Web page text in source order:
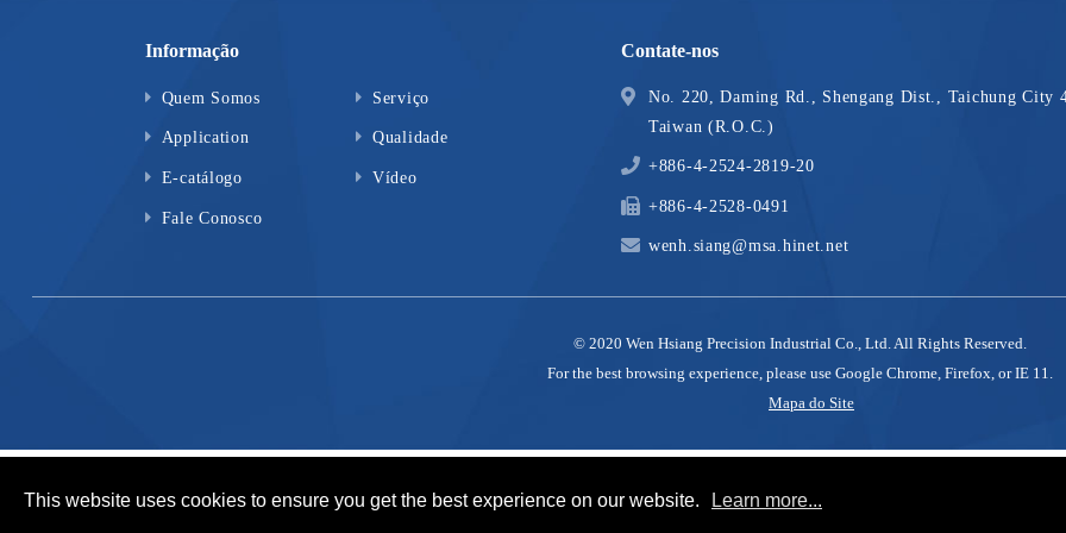
Informação
Quem Somos Serviço
Application Qualidade
E-catálogo Vídeo
Fale Conosco
Contate-nos
No. 220, Daming Rd., Shengang Dist., Taichung City
Taiwan (R.O.C.)
+886-4-2524-2819-20
+886-4-2528-0491
wenh.siang@msa.hinet.net
© 2020 Wen Hsiang Precision Industrial Co., Ltd. All Rights Reserved.
For the best browsing experience, please use Google Chrome, Firefox, or IE 11.
Mapa do Site
This website uses cookies to ensure you get the best experience on our website. Learn more...